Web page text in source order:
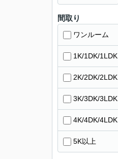
間取り
ワンルーム
1K/1DK/1LDK
2K/2DK/2LDK
3K/3DK/3LDK
4K/4DK/4LDK
5K以上